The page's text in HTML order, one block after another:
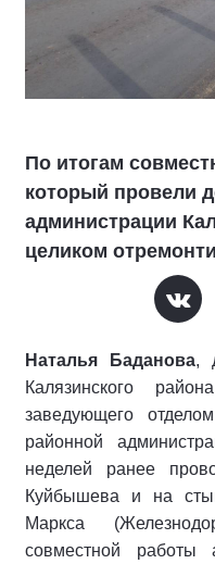
По итогам
который провели
администрации
целиком
Наталья Баданова,
Калязинского
заведующего
районной
неделей ранее
Куйбышева и на
Маркса
совместной работы